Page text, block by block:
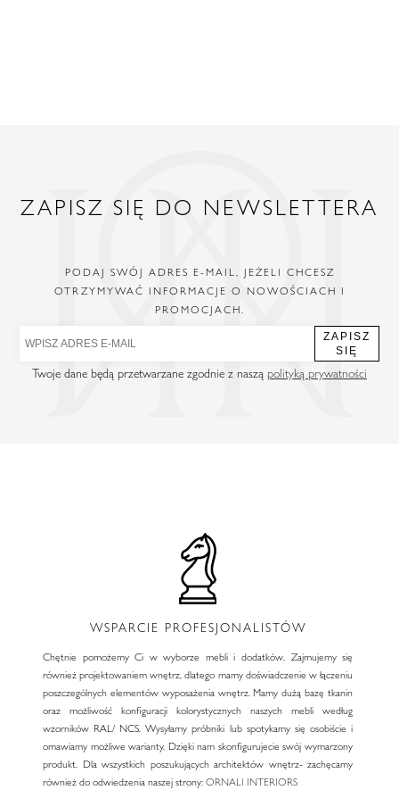
ZAPISZ SIĘ DO NEWSLETTERA
PODAJ SWÓJ ADRES E-MAIL, JEŻELI CHCESZ
OTRZYMYWAĆ INFORMACJE O NOWOŚCIACH I
PROMOCJACH.
ZAPISZ
SIĘ
Twoje dane będą przetwarzane zgodnie z naszą polityką prywatności
WSPARCIE PROFESJONALISTÓW
Chętnie pomożemy Ci w wyborze mebli i dodatków. Zajmujemy się
również projektowaniem wnętrz, dlatego mamy doświadczenie w łączeniu
poszczególnych elementów wyposażenia wnętrz. Mamy dużą bazę tkanin
oraz możliwość konfiguracji kolorystycznych naszych mebli według
wzorników RAL/ NCS. Wysyłamy próbniki lub spotykamy się osobiście i
omawiamy możliwe warianty. Dzięki nam skonfigurujecie swój wymarzony
produkt. Dla wszystkich poszukujących architektów wnętrz- zachęcamy
również do odwiedzenia naszej strony:ORNALI INTERIORS